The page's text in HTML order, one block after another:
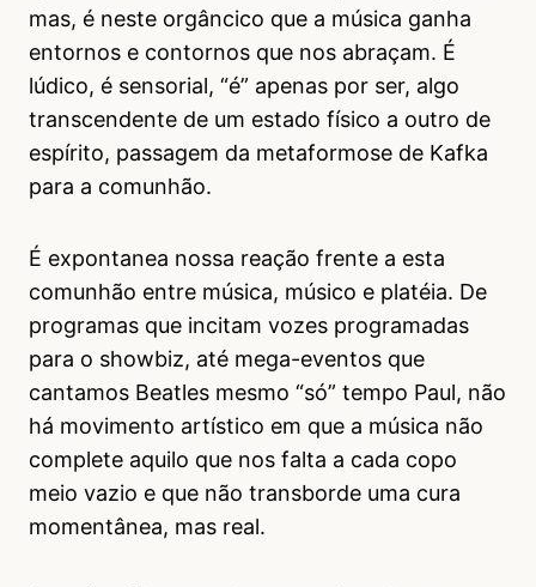
mas, é neste orgâncico que a música ganha
entornos e contornos que nos abraçam. É
lúdico, é sensorial, “é” apenas por ser, algo
transcendente de um estado físico a outro de
espírito, passagem da metaformose de Kafka
para a comunhão.
É expontanea nossa reação frente a esta
comunhão entre música, músico e platéia. De
programas que incitam vozes programadas
para o showbiz, até mega-eventos que
cantamos Beatles mesmo “só” tempo Paul, não
há movimento artístico em que a música não
complete aquilo que nos falta a cada copo
meio vazio e que não transborde uma cura
momentânea, mas real.